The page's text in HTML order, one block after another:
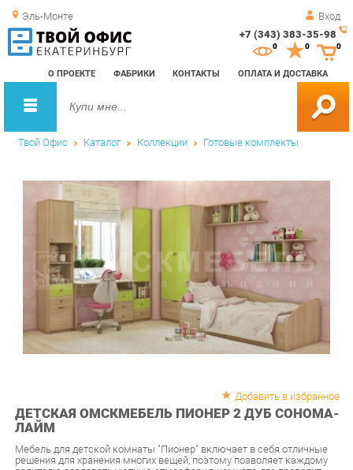
Эль-Монте Вход
+7 (343) 383-35-98
О ПРОЕКТЕ ФАБРИКИ КОНТАКТЫ ОПЛАТА И ДОСТАВКА
0 0
Твой Офис Каталог Коллекции Готовые комплекты
ДЕТСКАЯ ОМСКМЕБЕЛЬ ПИОНЕР 2 ДУБ СОНОМА-
ЛАЙМ
Мебель для детской комнаты "Пионер" включает в себя отличные
родителю создавать уютную атмосферу в комнате, где проводит
много времени ребенок